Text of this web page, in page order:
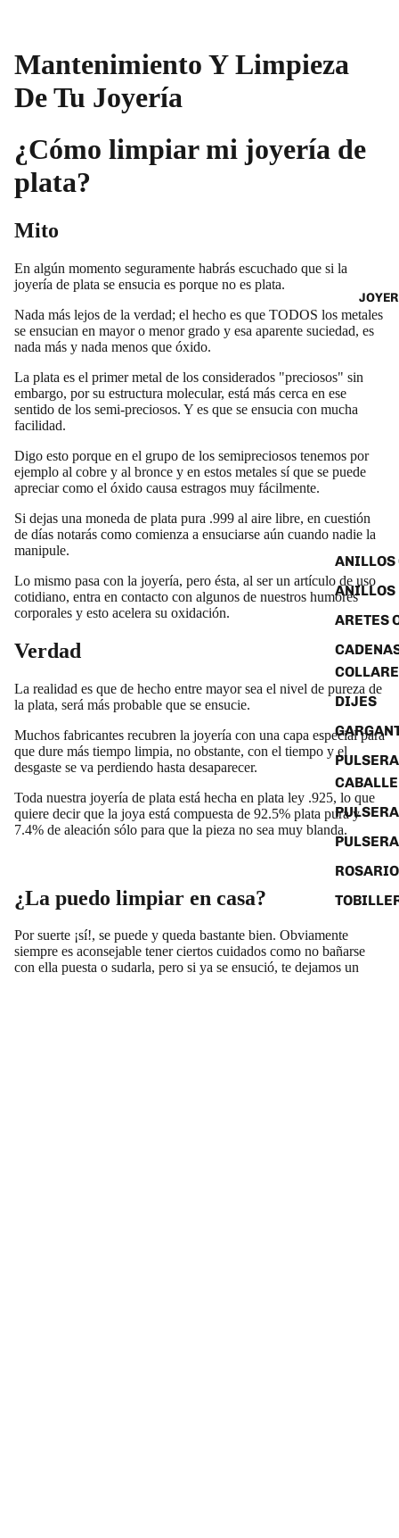
ANILLOS
ARETES
DIJES
Mantenimiento Y Limpieza
De Tu Joyería
¿Cómo limpiar mi joyería de
plata?
Mito
En algún momento seguramente habrás escuchado que si la
joyería de plata se ensucia es porque no es plata.
Nada más lejos de la verdad; el hecho es que TODOS los metales
se ensucian en mayor o menor grado y esa aparente suciedad, es
nada más y nada menos que óxido.
La plata es el primer metal de los considerados "preciosos" sin
embargo, por su estructura molecular, está más cerca en ese
sentido de los semi-preciosos. Y es que se ensucia con mucha
facilidad.
Digo esto porque en el grupo de los semipreciosos tenemos por
ejemplo al cobre y al bronce y en estos metales sí que se puede
apreciar como el óxido causa estragos muy fácilmente.
Si dejas una moneda de plata pura .999 al aire libre, en cuestión
de días notarás como comienza a ensuciarse aún cuando nadie la
manipule.
Lo mismo pasa con la joyería, pero ésta, al ser un artículo de uso
cotidiano, entra en contacto con algunos de nuestros humores
corporales y esto acelera su oxidación.
Verdad
La realidad es que de hecho entre mayor sea el nivel de pureza de
la plata, será más probable que se ensucie.
Muchos fabricantes recubren la joyería con una capa especial para
que dure más tiempo limpia, no obstante, con el tiempo y el
desgaste se va perdiendo hasta desaparecer.
Toda nuestra joyería de plata está hecha en plata ley .925, lo que
quiere decir que la joya está compuesta de 92.5% plata pura y
7.4% de aleación sólo para que la pieza no sea muy blanda.
¿La puedo limpiar en casa?
Por suerte ¡sí!, se puede y queda bastante bien. Obviamente
siempre es aconsejable tener ciertos cuidados como no bañarse
con ella puesta o sudarla, pero si ya se ensució, te dejamos un